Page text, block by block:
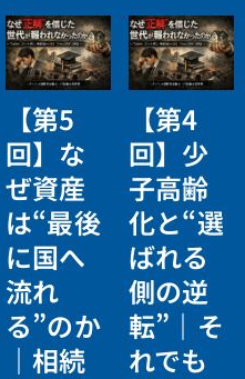
【第5
回】な
ぜ資産
は“最後
に国へ
流れ
る”のか
｜相続
【第4
回】少
子高齢
化と“選
ばれる
側の逆
転”｜そ
れでも